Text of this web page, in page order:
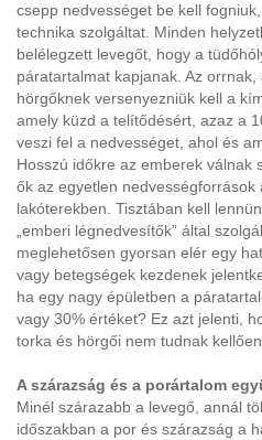
csepp nedvességet be kell
technika szolgáltat. Minden
belélegzett levegőt, hogy a
páratartalmat kapjanak. Az
hörgőknek versenyezniük kell a
amely küzd a telítődésért, azaz a
veszi fel a nedvességet, ahol és
Hosszú időkre az emberek válnak
ők az egyetlen
lakóterekben. Tisztában kell
„emberi légnedvesítők” által
meglehetősen gyorsan elér egy
vagy betegségek kezdenek
ha egy nagy épületben a
vagy 30% értéket? Ez azt jelenti,
torka és hörgői nem tudnak
A szárazság és a porártalom
Minél szárazabb a levegő, annál
időszakban a por és szárazság a